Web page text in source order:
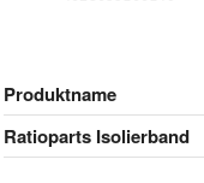
Produktname
Ratioparts Isolierband